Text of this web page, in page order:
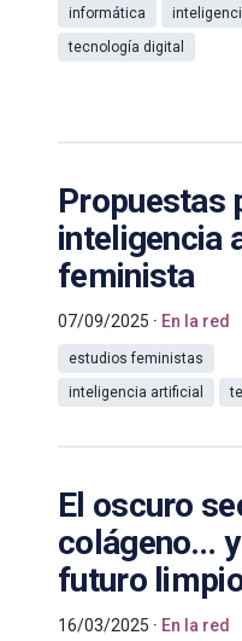
informática
tecnología digital
Propuestas
inteligencia
feminista
07/09/2025 En la red
estudios feministas
inteligencia artificial
El oscuro
colágeno…
futuro
16/03/2025 En la red